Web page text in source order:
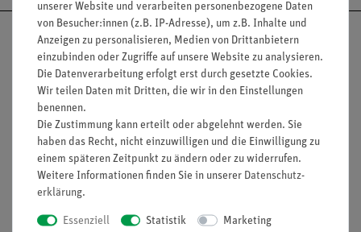
Nach oben
Informationen
Unternehmen
Service
Übersicht Service
unserer Website und verarbeiten personenbezogene Daten
von Besucher:innen (z.B. IP-Adresse), um z.B. Inhalte und
Anzeigen zu personalisieren, Medien von Drittanbietern
einzubinden oder Zugriffe auf unsere Website zu analysieren.
Die Datenverarbeitung erfolgt erst durch gesetzte Cookies.
Wir teilen Daten mit Dritten, die wir in den Einstellungen
benennen.
Die Zustimmung kann erteilt oder abgelehnt werden. Sie
haben das Recht, nicht einzuwilligen und die Einwilligung zu
einem späteren Zeitpunkt zu ändern oder zu widerrufen.
Weitere Informationen finden Sie in unserer Daten­schutz­
erklärung.
Essenziell Statistik Marketing